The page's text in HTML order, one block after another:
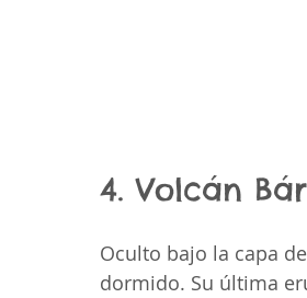
4. Volcán
Oculto bajo la capa
dormido. Su última